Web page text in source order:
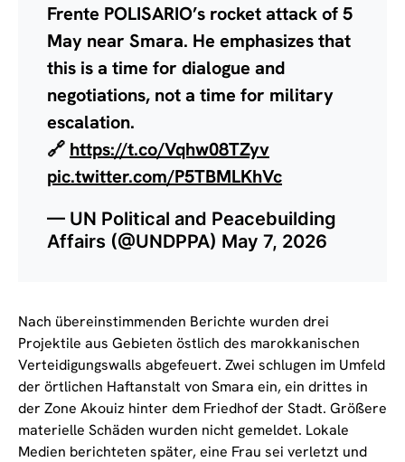
Frente POLISARIO’s rocket attack of 5
May near Smara. He emphasizes that
this is a time for dialogue and
negotiations, not a time for military
escalation.
🔗 https://t.co/Vqhw08TZyv
pic.twitter.com/P5TBMLKhVc
— UN Political and Peacebuilding
Affairs (@UNDPPA) May 7, 2026
Nach übereinstimmenden Berichte wurden drei
Projektile aus Gebieten östlich des marokkanischen
Verteidigungswalls abgefeuert. Zwei schlugen im Umfeld
der örtlichen Haftanstalt von Smara ein, ein drittes in
der Zone Akouiz hinter dem Friedhof der Stadt. Größere
materielle Schäden wurden nicht gemeldet. Lokale
Medien berichteten später, eine Frau sei verletzt und